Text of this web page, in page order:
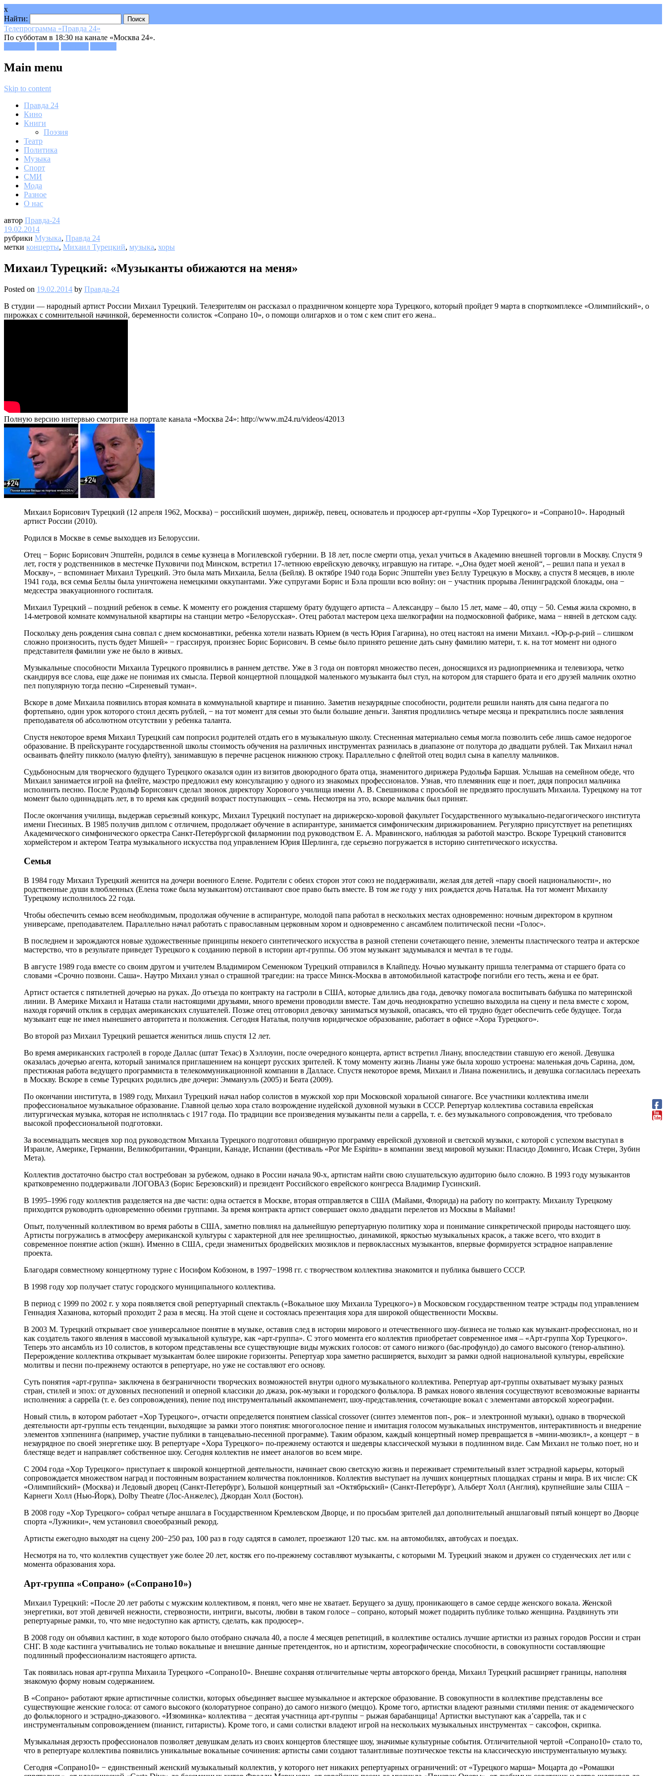
x
Найти:
Телепрограмма «Правда 24»
По субботам в 18:30 на канале «Москва 24».
Main menu
Skip to content
Правда 24
Кино
Книги
Поэзия
Театр
Политика
Музыка
Спорт
СМИ
Мода
Разное
О нас
автор Правда-24
19.02.2014
рубрики Музыка, Правда 24
метки концерты, Михаил Турецкий, музыка, хоры
Михаил Турецкий: «Музыканты обижаются на меня»
Posted on 19.02.2014 by Правда-24
В студии — народный артист России Михаил Турецкий. Телезрителям он рассказал о праздничном концерте хора Турецкого, который пройдет 9 марта в спорткомплексе «Олимпийский», о
пирожках с сомнительной начинкой, беременности солисток «Сопрано 10», о помощи олигархов и о том с кем спит его жена..
Полную версию интервью смотрите на портале канала «Москва 24»: http://www.m24.ru/videos/42013
Михаил Борисович Турецкий (12 апреля 1962, Москва) − российский шоумен, дирижёр, певец, основатель и продюсер арт-группы «Хор Турецкого» и «Сопрано10». Народный
артист России (2010).
Родился в Москве в семье выходцев из Белоруссии.
Отец − Борис Борисович Эпштейн, родился в семье кузнеца в Могилевской губернии. В 18 лет, после смерти отца, уехал учиться в Академию внешней торговли в Москву. Спустя 9
лет, гостя у родственников в местечке Пуховичи под Минском, встретил 17-летнюю еврейскую девочку, игравшую на гитаре. «„Она будет моей женой“, – решил папа и уехал в
Москву», − вспоминает Михаил Турецкий. Это была мать Михаила, Белла (Бейля). В октябре 1940 года Борис Эпштейн увез Беллу Турецкую в Москву, а спустя 8 месяцев, в июле
1941 года, вся семья Беллы была уничтожена немецкими оккупантами. Уже супругами Борис и Бэла прошли всю войну: он − участник прорыва Ленинградской блокады, она −
медсестра эвакуационного госпиталя.
Михаил Турецкий – поздний ребенок в семье. К моменту его рождения старшему брату будущего артиста – Александру – было 15 лет, маме – 40, отцу − 50. Семья жила скромно, в
14-метровой комнате коммунальной квартиры на станции метро «Белорусская». Отец работал мастером цеха шелкографии на подмосковной фабрике, мама − няней в детском саду.
Поскольку день рождения сына совпал с днем космонавтики, ребенка хотели назвать Юрием (в честь Юрия Гагарина), но отец настоял на имени Михаил. «Юр-р-р-рий – слишком
сложно произносить, пусть будет Мишей» − грассируя, произнес Борис Борисович. В семье было принято решение дать сыну фамилию матери, т. к. на тот момент ни одного
представителя фамилии уже не было в живых.
Музыкальные способности Михаила Турецкого проявились в раннем детстве. Уже в 3 года он повторял множество песен, доносящихся из радиоприемника и телевизора, четко
скандируя все слова, еще даже не понимая их смысла. Первой концертной площадкой маленького музыканта был стул, на котором для старшего брата и его друзей мальчик охотно
пел популярную тогда песню «Сиреневый туман».
Вскоре в доме Михаила появились вторая комната в коммунальной квартире и пианино. Заметив незаурядные способности, родители решили нанять для сына педагога по
фортепьяно, один урок которого стоил десять рублей, − на тот момент для семьи это были большие деньги. Занятия продлились четыре месяца и прекратились после заявления
преподавателя об абсолютном отсутствии у ребенка таланта.
Спустя некоторое время Михаил Турецкий сам попросил родителей отдать его в музыкальную школу. Стесненная материально семья могла позволить себе лишь самое недорогое
образование. В прейскуранте государственной школы стоимость обучения на различных инструментах разнилась в диапазоне от полутора до двадцати рублей. Так Михаил начал
осваивать флейту пикколо (малую флейту), занимавшую в перечне расценок нижнюю строку. Параллельно с флейтой отец водил сына в капеллу мальчиков.
Судьбоносным для творческого будущего Турецкого оказался один из визитов двоюродного брата отца, знаменитого дирижера Рудольфа Баршая. Услышав на семейном обеде, что
Михаил занимается игрой на флейте, маэстро предложил ему консультацию у одного из знакомых профессионалов. Узнав, что племянник еще и поет, дядя попросил мальчика
исполнить песню. После Рудольф Борисович сделал звонок директору Хорового училища имени А. В. Свешникова с просьбой не предвзято прослушать Михаила. Турецкому на тот
момент было одиннадцать лет, в то время как средний возраст поступающих – семь. Несмотря на это, вскоре мальчик был принят.
После окончания училища, выдержав серьезный конкурс, Михаил Турецкий поступает на дирижерско-хоровой факультет Государственного музыкально-педагогического института
имени Гнесиных. В 1985 получив диплом с отличием, продолжает обучение в аспирантуре, занимается симфоническим дирижированием. Регулярно присутствует на репетициях
Академического симфонического оркестра Санкт-Петербургской филармонии под руководством Е. А. Мравинского, наблюдая за работой маэстро. Вскоре Турецкий становится
хормейстером и актером Театра музыкального искусства под управлением Юрия Шерлинга, где серьезно погружается в историю синтетического искусства.
Семья
В 1984 году Михаил Турецкий женится на дочери военного Елене. Родители с обеих сторон этот союз не поддерживали, желая для детей «пару своей национальности», но
родственные души влюбленных (Елена тоже была музыкантом) отстаивают свое право быть вместе. В том же году у них рождается дочь Наталья. На тот момент Михаилу
Турецкому исполнилось 22 года.
Чтобы обеспечить семью всем необходимым, продолжая обучение в аспирантуре, молодой папа работал в нескольких местах одновременно: ночным директором в крупном
универсаме, преподавателем. Параллельно начал работать с православным церковным хором и одновременно с ансамблем политической песни «Голос».
В последнем и зарождаются новые художественные принципы некоего синтетического искусства в разной степени сочетающего пение, элементы пластического театра и актерское
мастерство, что в результате приведет Турецкого к созданию первой в истории арт-группы. Об этом музыкант задумывался и мечтал в те годы.
В августе 1989 года вместе со своим другом и учителем Владимиром Семенюком Турецкий отправился в Клайпеду. Ночью музыканту пришла телеграмма от старшего брата со
словами «Срочно позвони. Саша». Наутро Михаил узнал о страшной трагедии: на трассе Минск-Москва в автомобильной катастрофе погибли его тесть, жена и ее брат.
Артист остается с пятилетней дочерью на руках. До отъезда по контракту на гастроли в США, которые длились два года, девочку помогала воспитывать бабушка по материнской
линии. В Америке Михаил и Наташа стали настоящими друзьями, много времени проводили вместе. Там дочь неоднократно успешно выходила на сцену и пела вместе с хором,
находя горячий отклик в сердцах американских слушателей. Позже отец отговорил девочку заниматься музыкой, опасаясь, что ей трудно будет обеспечить себе будущее. Тогда
музыкант еще не имел нынешнего авторитета и положения. Сегодня Наталья, получив юридическое образование, работает в офисе «Хора Турецкого».
Во второй раз Михаил Турецкий решается жениться лишь спустя 12 лет.
Во время американских гастролей в городе Даллас (штат Техас) в Хэллоуин, после очередного концерта, артист встретил Лиану, впоследствии ставшую его женой. Девушка
оказалась дочерью агента, который занимался приглашением на концерт русских зрителей. К тому моменту жизнь Лианы уже была хорошо устроена: маленькая дочь Сарина, дом,
престижная работа ведущего программиста в телекоммуникационной компании в Далласе. Спустя некоторое время, Михаил и Лиана поженились, и девушка согласилась переехать
в Москву. Вскоре в семье Турецких родились две дочери: Эммануэль (2005) и Беата (2009).
По окончании института, в 1989 году, Михаил Турецкий начал набор солистов в мужской хор при Московской хоральной синагоге. Все участники коллектива имели
профессиональное музыкальное образование. Главной целью хора стало возрождение иудейской духовной музыки в СССР. Репертуар коллектива составила еврейская
литургическая музыка, которая не исполнялась с 1917 года. По традиции все произведения музыканты пели a cappella, т. е. без музыкального сопровождения, что требовало
высокой профессиональной подготовки.
За восемнадцать месяцев хор под руководством Михаила Турецкого подготовил обширную программу еврейской духовной и светской музыки, с которой с успехом выступал в
Израиле, Америке, Германии, Великобритании, Франции, Канаде, Испании (фестиваль «Por Me Espiritu» в компании звезд мировой музыки: Пласидо Доминго, Исаак Стерн, Зубин
Мета).
Коллектив достаточно быстро стал востребован за рубежом, однако в России начала 90-х, артистам найти свою слушательскую аудиторию было сложно. В 1993 году музыкантов
кратковременно поддерживали ЛОГОВАЗ (Борис Березовский) и президент Российского еврейского конгресса Владимир Гусинский.
В 1995–1996 году коллектив разделяется на две части: одна остается в Москве, вторая отправляется в США (Майами, Флорида) на работу по контракту. Михаилу Турецкому
приходится руководить одновременно обеими группами. За время контракта артист совершает около двадцати перелетов из Москвы в Майами!
Опыт, полученный коллективом во время работы в США, заметно повлиял на дальнейшую репертуарную политику хора и понимание синкретической природы настоящего шоу.
Артисты погружались в атмосферу американской культуры с характерной для нее зрелищностью, динамикой, яркостью музыкальных красок, а также всего, что входит в
современное понятие action (экшн). Именно в США, среди знаменитых бродвейских мюзиклов и первоклассных музыкантов, впервые формируется эстрадное направление
проекта.
Благодаря совместному концертному турне с Иосифом Кобзоном, в 1997−1998 гг. с творчеством коллектива знакомится и публика бывшего СССР.
В 1998 году хор получает статус городского муниципального коллектива.
В период с 1999 по 2002 г. у хора появляется свой репертуарный спектакль («Вокальное шоу Михаила Турецкого») в Московском государственном театре эстрады под управлением
Геннадия Хазанова, который проходит 2 раза в месяц. На этой сцене и состоялась презентация хора для широкой общественности Москвы.
В 2003 М. Турецкий открывает свое универсальное понятие в музыке, оставив след в истории мирового и отечественного шоу-бизнеса не только как музыкант-профессионал, но и
как создатель такого явления в массовой музыкальной культуре, как «арт-группа». С этого момента его коллектив приобретает современное имя – «Арт-группа Хор Турецкого».
Теперь это ансамбль из 10 солистов, в котором представлены все существующие виды мужских голосов: от самого низкого (бас-профундо) до самого высокого (тенор-альтино).
Перерождение коллектива открывает музыкантам более широкие горизонты. Репертуар хора заметно расширяется, выходит за рамки одной национальной культуры, еврейские
молитвы и песни по-прежнему остаются в репертуаре, но уже не составляют его основу.
Суть понятия «арт-группа» заключена в безграничности творческих возможностей внутри одного музыкального коллектива. Репертуар арт-группы охватывает музыку разных
стран, стилей и эпох: от духовных песнопений и оперной классики до джаза, рок-музыки и городского фольклора. В рамках нового явления сосуществуют всевозможные варианты
исполнения: a cappella (т. е. без сопровождения), пение под инструментальный аккомпанемент, шоу-представления, сочетающие вокал с элементами авторской хореографии.
Новый стиль, в котором работает «Хор Турецкого», отчасти определяется понятием classical crossover (синтез элементов поп-, рок– и электронной музыки), однако в творческой
деятельности арт-группы есть тенденции, выходящие за рамки этого понятия: многоголосное пение и имитация голосом музыкальных инструментов, интерактивность и внедрение
элементов хэппенинга (например, участие публики в танцевально-песенной программе). Таким образом, каждый концертный номер превращается в «мини-мюзикл», а концерт − в
незаурядное по своей энергетике шоу. В репертуаре «Хора Турецкого» по-прежнему остаются и шедевры классической музыки в подлинном виде. Сам Михаил не только поет, но и
блестяще ведет и направляет собственное шоу. Сегодня коллектив не имеет аналогов во всем мире.
С 2004 года «Хор Турецкого» приступает к широкой концертной деятельности, начинает свою светскую жизнь и переживает стремительный взлет эстрадной карьеры, который
сопровождается множеством наград и постоянным возрастанием количества поклонников. Коллектив выступает на лучших концертных площадках страны и мира. В их числе: СК
«Олимпийский» (Москва) и Ледовый дворец (Санкт-Петербург), Большой концертный зал «Октябрьский» (Санкт-Петербург), Альберт Холл (Англия), крупнейшие залы США −
Карнеги Холл (Нью-Йорк), Dolby Theatre (Лос-Анжелес), Джордан Холл (Бостон).
В 2008 году «Хор Турецкого» собрал четыре аншлага в Государственном Кремлевском Дворце, и по просьбам зрителей дал дополнительный аншлаговый пятый концерт во Дворце
спорта «Лужники», чем установил своеобразный рекорд.
Артисты ежегодно выходят на сцену 200−250 раз, 100 раз в году садятся в самолет, проезжают 120 тыс. км. на автомобилях, автобусах и поездах.
Несмотря на то, что коллектив существует уже более 20 лет, костяк его по-прежнему составляют музыканты, с которыми М. Турецкий знаком и дружен со студенческих лет или с
момента образования хора.
Арт-группа «Сопрано» («Сопрано10»)
Михаил Турецкий: «После 20 лет работы с мужским коллективом, я понял, чего мне не хватает. Берущего за душу, проникающего в самое сердце женского вокала. Женской
энергетики, вот этой девичей нежности, стервозности, интриги, высоты, любви в таком голосе – сопрано, который может подарить публике только женщина. Раздвинуть эти
репертуарные рамки, то, что мне недоступно как артисту, сделать, как продюсер».
В 2008 году он объявил кастинг, в ходе которого было отобрано сначала 40, а после 4 месяцев репетиций, в коллективе остались лучшие артистки из разных городов России и стран
СНГ. В ходе кастинга учитывались не только вокальные и внешние данные претенденток, но и артистизм, хореографические способности, в совокупности составляющие
подлинный профессионализм настоящего артиста.
Так появилась новая арт-группа Михаила Турецкого «Сопрано10». Внешне сохраняя отличительные черты авторского бренда, Михаил Турецкий расширяет границы, наполняя
знакомую форму новым содержанием.
В «Сопрано» работают яркие артистичные солистки, которых объединяет высшее музыкальное и актерское образование. В совокупности в коллективе представлены все
существующие женские голоса: от самого высокого (колоратурное сопрано) до самого низкого (меццо). Кроме того, артистки владеют разными стилями пения: от академического
до фольклорного и эстрадно-джазового. «Изюминка» коллектива − десятая участница арт-группы − рыжая барабанщица! Артистки выступают как a’cappella, так и с
инструментальным сопровождением (пианист, гитаристы). Кроме того, и сами солистки владеют игрой на нескольких музыкальных инструментах − саксофон, скрипка.
Музыкальная дерзость профессионалов позволяет девушкам делать из своих концертов блестящее шоу, значимые культурные события. Отличительной чертой «Сопрано10» стало то,
что в репертуаре коллектива появились уникальные вокальные сочинения: артисты сами создают талантливые поэтическое тексты на классическую инструментальную музыку.
Сегодня «Сопрано10» − единственный женский музыкальный коллектив, у которого нет никаких репертуарных ограничений: от «Турецкого марша» Моцарта до «Ромашки